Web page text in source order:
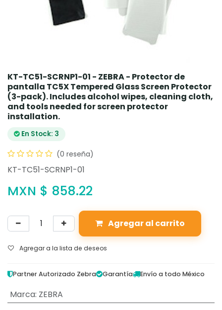
KT-TC51-SCRNP1-01 - ZEBRA - Protector de
pantalla TC5X Tempered Glass Screen Protector
(3-pack). Includes alcohol wipes, cleaning cloth,
and tools needed for screen protector
installation.
En Stock: 3
(0 reseña)
KT-TC51-SCRNP1-01
MXN $ 858.22
Agregar al carrito
Agregar a la lista de deseos
Partner Autorizado Zebra Garantía Envío a todo México
Marca: ZEBRA